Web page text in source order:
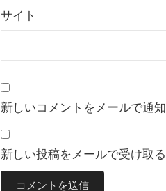
サイト
新しいコメントをメールで通知
新しい投稿をメールで受け取る